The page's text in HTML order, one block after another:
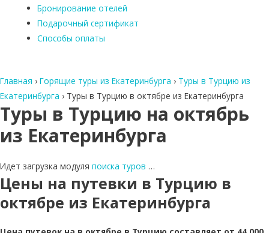
Бронирование отелей
Подарочный сертификат
Способы оплаты
Главная › Горящие туры из Екатеринбурга › Туры в Турцию из
Екатеринбурга › Туры в Турцию в октябре из Екатеринбурга
Туры в Турцию на октябрь
из Екатеринбурга
Идет загрузка модуля поиска туров …
Цены на путевки в Турцию в
октябре из Екатеринбурга